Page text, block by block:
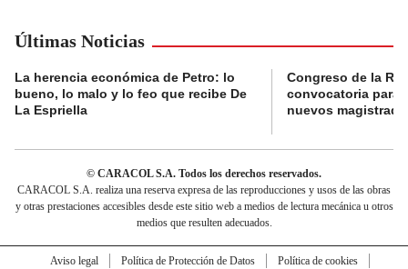
Últimas Noticias
La herencia económica de Petro: lo
bueno, lo malo y lo feo que recibe De
La Espriella
Congreso de la
convocatoria para
nuevos
© CARACOL S.A. Todos los derechos reservados.
CARACOL S.A. realiza una reserva expresa de las reproducciones y usos de las obras
y otras prestaciones accesibles desde este sitio web a medios de lectura mecánica u otros
medios que resulten adecuados.
Aviso legal Política de Protección de Datos
Política de cookies